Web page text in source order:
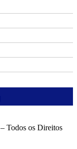
– Todos os Direitos